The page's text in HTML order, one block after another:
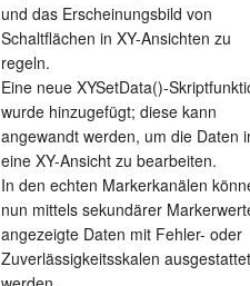
und das Erscheinungsbild von
Schaltflächen in XY-Ansichten zu
regeln.
Eine neue XYSetData()-
wurde hinzugefügt; diese kann
angewandt werden, um die Daten
eine XY-Ansicht zu bearbeiten.
In den echten Markerkanälen
nun mittels sekundärer
angezeigte Daten mit Fehler- oder
Zuverlässigkeitsskalen ausgestattet